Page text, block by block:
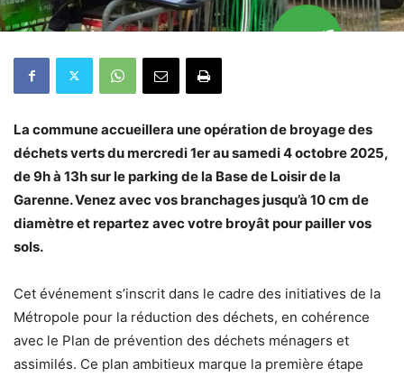
La commune accueillera une opération de broyage des
déchets verts dumercredi 1er au samedi 4 octobre 2025,
de 9h à 13h sur le parking de la Base de Loisir de la
Garenne. Venez avec vos branchages jusqu’à 10 cm de
diamètre et repartez avec votre broyât pour pailler vos
sols.
Cet événement s’inscrit dans le cadre des initiatives de la
Métropole pour la réduction des déchets, en cohérence
avec le Plan de prévention des déchets ménagers et
assimilés. Ce plan ambitieux marque la première étape